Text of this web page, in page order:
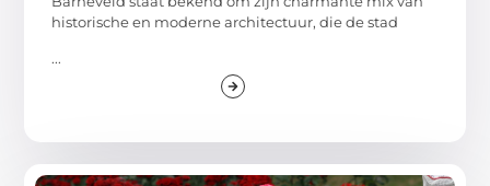
historische en moderne architectuur, die de stad
...